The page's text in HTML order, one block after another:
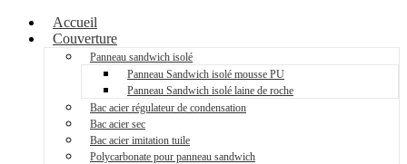
Accueil
Couverture
Panneau sandwich isolé
Panneau Sandwich isolé mousse PU
Panneau Sandwich isolé laine de roche
Bac acier régulateur de condensation
Bac acier sec
Bac acier imitation tuile
Polycarbonate pour panneau sandwich